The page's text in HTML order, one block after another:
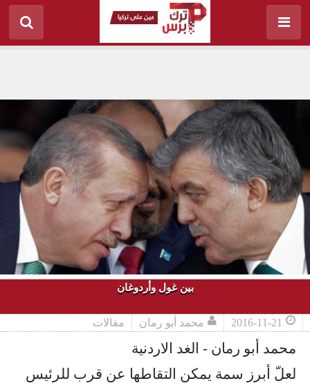
بين غول وأردوغان
2016-11-21 محمد أبو رمان مقالات
محمد أبو رمان - الغد الاردنية
لعلّ أبرز سمة يمكن التقاطها عن قرب للرئيس